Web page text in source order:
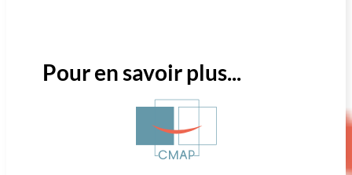
Pour en savoir plus...